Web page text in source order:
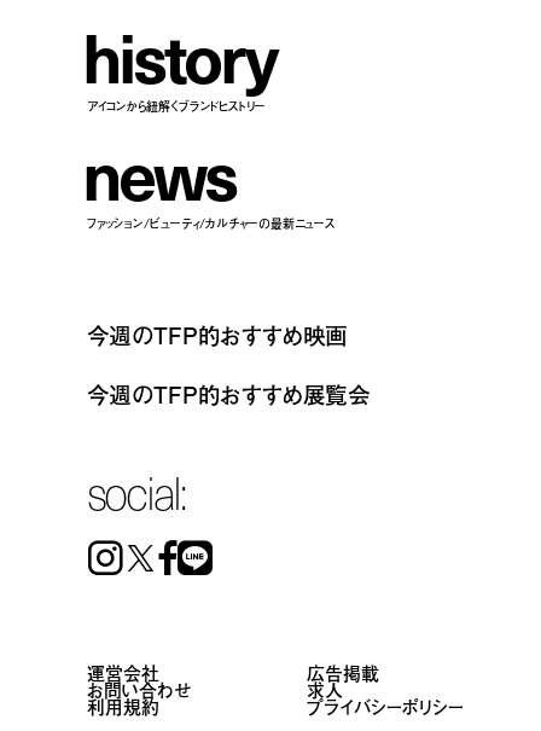
history
アイコンから紐解くブランドヒストリー
news
ファッション/ビューティ/カルチャーの最新ニュース
今週のTFP的おすすめ映画
今週のTFP的おすすめ展覧会
social:
Instagram FacebookLine
運営会社 広告掲載
お問い合わせ 求人
利用規約 プライバシーポリシー